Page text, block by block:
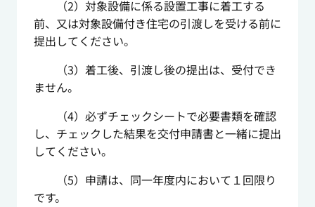
（2） 対象設備に係る設置工事に着工する
前、又は対象設備付き住宅の引渡しを受ける前に
提出してください。
（3） 着工後、引渡し後の提出は、受付でき
ません。
（4）必ずチェックシートで必要書類を確認
し、チェックした結果を交付申請書と一緒に提出
してください。
（5）申請は、同一年度内において１回限り
です。